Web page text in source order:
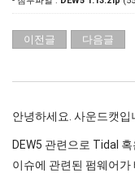
이전글 다음글
안녕하세요. 사운드캣입
DEW5 관련으로 Tidal
이슈에 관련된 펌웨어가